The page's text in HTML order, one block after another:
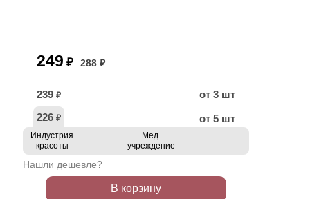
249 ₽ 288 ₽
239 ₽
от 3 шт
226 ₽ от 5 шт
Индустрия
красоты
Мед.
учреждение
Нашли дешевле?
В корзину